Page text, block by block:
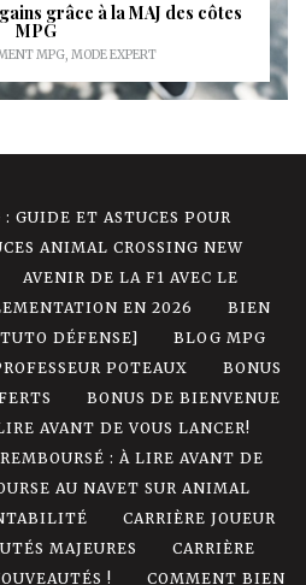
grâce à la MAJ des côtes
MPG
MPG, MODE EXPERT
GUIDE ET ASTUCES POUR
ANIMAL CROSSING NEW
AVENIR DE LA F1 AVEC LE
EN 2026
BIEN
DÉFENSE]
BLOG MPG
POTEAUX
BONUS
BONUS DE BIENVENUE
AVANT DE VOUS LANCER!
: À LIRE AVANT DE
AU NAVET SUR ANIMAL
CARRIÈRE JOUEUR
MAJEURES
CARRIÈRE
!
COMMENT BIEN